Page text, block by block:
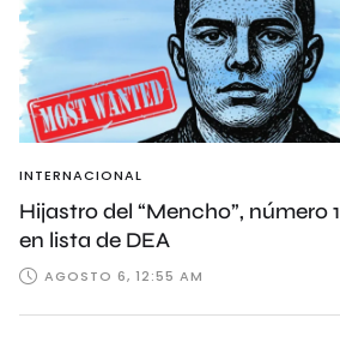
INTERNACIONAL
Hijastro del “Mencho”, número 1
en lista de DEA
AGOSTO 6, 12:55 AM